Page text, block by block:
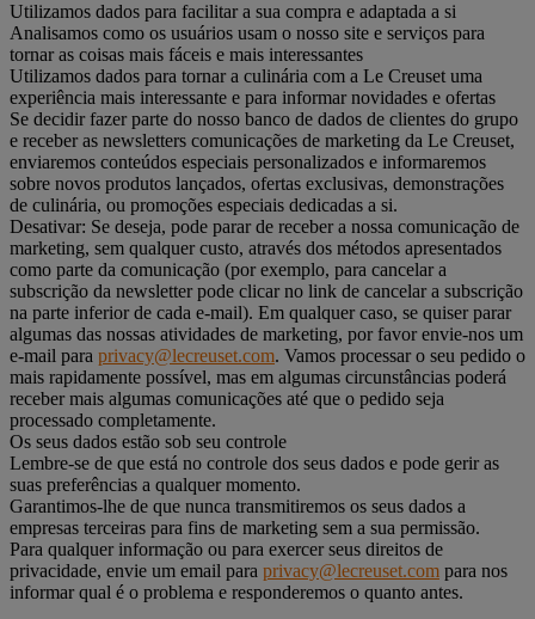
Utilizamos dados para facilitar a sua compra e adaptada a si
Analisamos como os usuários usam o nosso site e serviços para
tornar as coisas mais fáceis e mais interessantes
Utilizamos dados para tornar a culinária com a Le Creuset uma
experiência mais interessante e para informar novidades e ofertas
Se decidir fazer parte do nosso banco de dados de clientes do grupo
e receber as newsletters comunicações de marketing da Le Creuset,
enviaremos conteúdos especiais personalizados e informaremos
sobre novos produtos lançados, ofertas exclusivas, demonstrações
de culinária, ou promoções especiais dedicadas a si.
Desativar: Se deseja, pode parar de receber a nossa comunicação de
marketing, sem qualquer custo, através dos métodos apresentados
como parte da comunicação (por exemplo, para cancelar a
subscrição da newsletter pode clicar no link de cancelar a subscrição
na parte inferior de cada e-mail). Em qualquer caso, se quiser parar
algumas das nossas atividades de marketing, por favor envie-nos um
e-mail para privacy@lecreuset.com. Vamos processar o seu pedido o
mais rapidamente possível, mas em algumas circunstâncias poderá
receber mais algumas comunicações até que o pedido seja
processado completamente.
Os seus dados estão sob seu controle
Lembre-se de que está no controle dos seus dados e pode gerir as
suas preferências a qualquer momento.
Garantimos-lhe de que nunca transmitiremos os seus dados a
empresas terceiras para fins de marketing sem a sua permissão.
Para qualquer informação ou para exercer seus direitos de
privacidade, envie um email para privacy@lecreuset.com para nos
informar qual é o problema e responderemos o quanto antes.